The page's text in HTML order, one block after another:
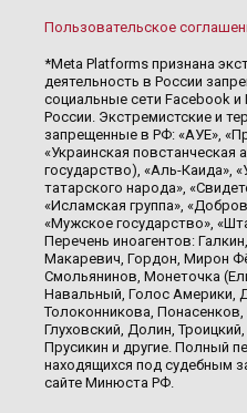
Пользовательское
*Meta Platforms признана
деятельность в России
социальные сети Facebook
России. Экстремистские и
запрещенные в РФ: «АУЕ»,
«Украинская
государство), «Аль-
татарского народа»,
«Исламская группа»,
«Мужское государство»,
Перечень иноагентов:
Макаревич, Гордон, Мирон
Смольянинов, Монеточка
Навальный, Голос Америки,
Толоконникова,
Глуховский, Долин,
Прусикин и другие. Полный
находящихся под судебным
сайте Минюста РФ.